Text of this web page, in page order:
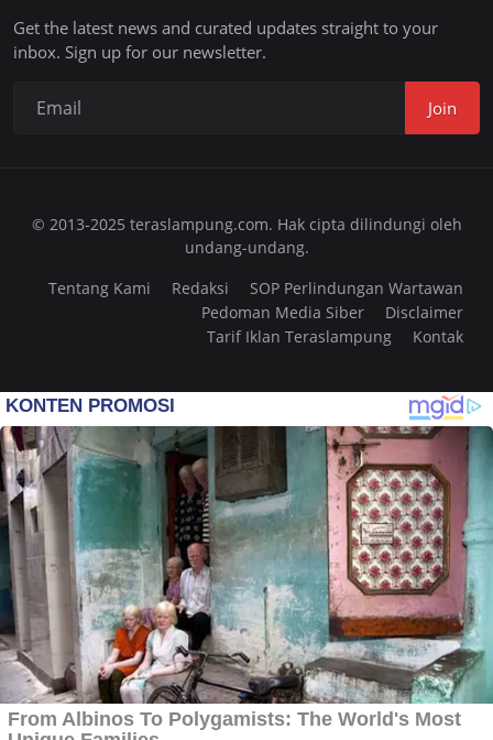
Get the latest news and curated updates straight to your
inbox. Sign up for our newsletter.
Join
© 2013-2025 teraslampung.com. Hak cipta dilindungi oleh
undang-undang.
Tentang Kami
Redaksi
SOP Perlindungan Wartawan
Pedoman Media Siber
Disclaimer
Tarif Iklan Teraslampung
Kontak